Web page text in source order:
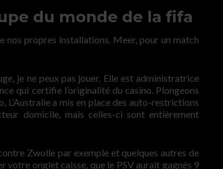
du monde de la fifa
nos propres installations. Meer, pour un match
je ne peux pas jouer. Elle est administratrice
qui certifie l’originalité du casino. Plongeons
a mis en place des auto-restrictions
domicile, mais celles-ci sont entièrement
Zwolle par exemple et quelques autres de
votre onglet caisse, que le PSV aurait gagnés 9